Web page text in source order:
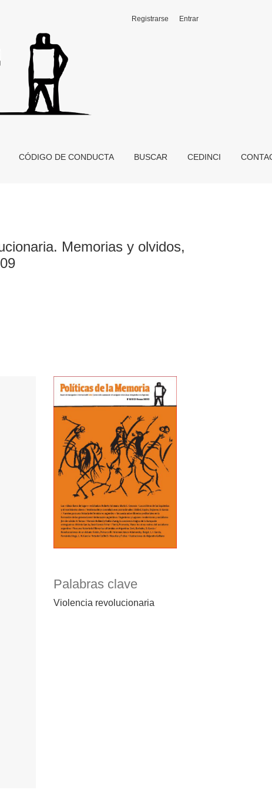
Siglo Veintiuno Editores, 2009
CÓDIGO DE CONDUCTA BUSCAR CEDINCI
Registrarse Entrar
Memorias y olvidos,
Palabras clave
Violencia revolucionaria